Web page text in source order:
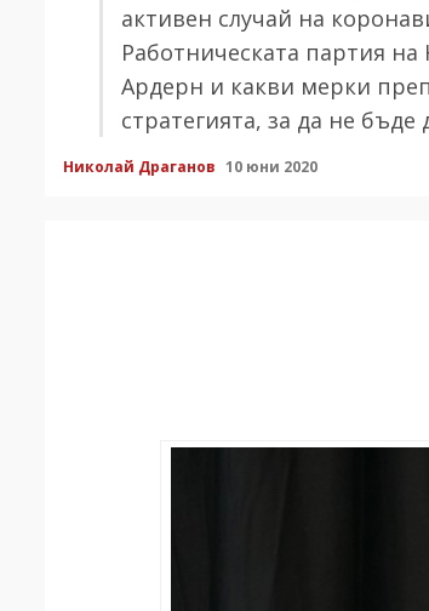
активен случай на
Работническата партия
Ардерн и какви мерки
стратегията, за да не
Николай Драганов 10 юни 2020